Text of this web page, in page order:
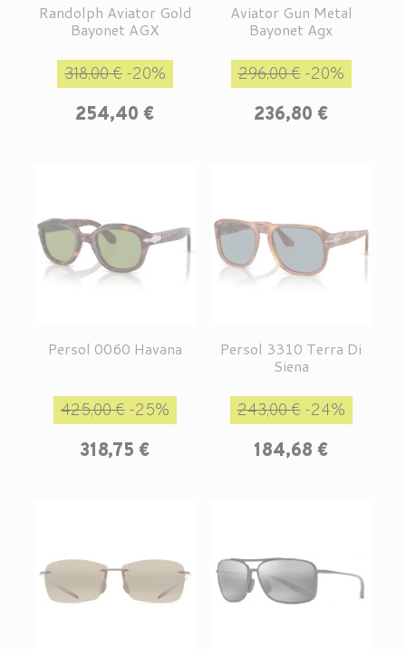
Randolph Aviator Gold
Bayonet AGX
Prix de base
318,00 € -20%
254,40 €
Aviator Gun Metal
Bayonet Agx
Prix de base
296,00 €-20%
236,80 €
Persol 0060 Havana
Prix de base
425,00 € -25%
318,75 €
Persol 3310 Terra Di
Siena
Prix de base
243,00 €-24%
184,68 €